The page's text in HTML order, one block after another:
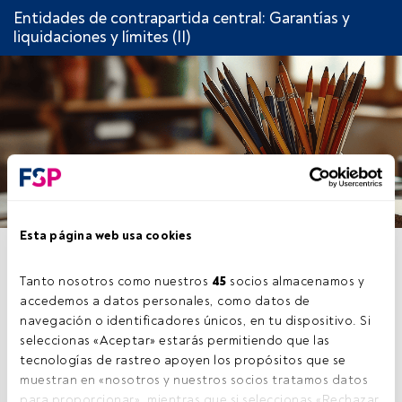
Esta página web usa cookies
Tanto nosotros como nuestros 45 socios almacenamos y
accedemos a datos personales, como datos de
navegación o identificadores únicos, en tu dispositivo. Si
seleccionas «Aceptar» estarás permitiendo que las
tecnologías de rastreo apoyen los propósitos que se
muestran en «nosotros y nuestros socios tratamos datos
Entidades de contrapartida central: Garantías y
liquidaciones y límites (II)
RIESGO INTRADÍA
Este es un artículo exclusivo para los usuarios
registrados de FundsPeople. Si ya estás